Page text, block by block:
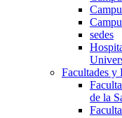
sedes
Facultades y
de la